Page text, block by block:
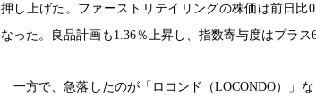
押し上げた。ファーストリテイリングの株価は前日比
なった。良品計画も1.36％上昇し、指数寄与度はプラス
一方で、急落したのが「ロコンド（LOCONDO）」